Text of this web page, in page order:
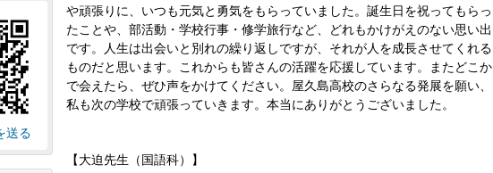
や頑張りに、いつも元気と勇気をもらっていました。誕生日を祝ってもらっ
たことや、部活動・学校行事・修学旅行など、どれもかけがえのない思い出
です。人生は出会いと別れの繰り返しですが、それが人を成長させてくれる
ものだと思います。これからも皆さんの活躍を応援しています。またどこか
で会えたら、ぜひ声をかけてください。屋久島高校のさらなる発展を願い、
私も次の学校で頑張っていきます。本当にありがとうございました。
【大迫先生（国語科）】
送る